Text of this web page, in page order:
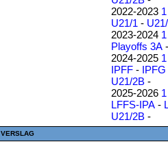
2022-2023 1
U21/1 -
2023-2024 1
Playoffs 3A
2024-2025 1
IPFF - IPFG
U21/2B -
2025-2026 1
LFFS-IPA -
U21/2B -
VERSLAG